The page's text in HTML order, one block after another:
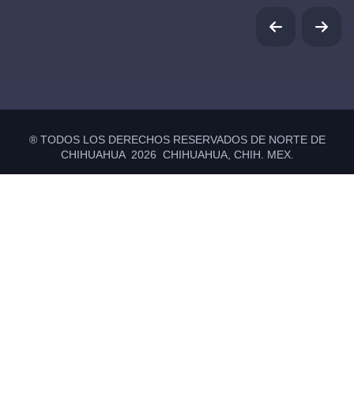
® TODOS LOS DERECHOS RESERVADOS DE NORTE DE
CHIHUAHUA 2026 CHIHUAHUA, CHIH. MEX.